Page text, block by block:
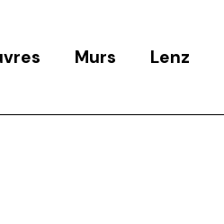
Murs Lenz